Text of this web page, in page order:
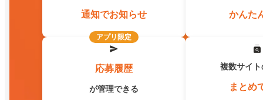
通知でお知らせ かんた
アプリ限定
応募履歴
が管理できる
複数サイ
まとめ